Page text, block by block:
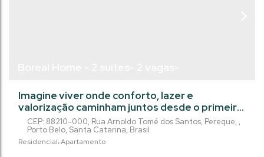
Residencial Apartamento
CEP: 88210-000, Rua Arnoldo Tomé dos Santos, Pereque ,
Porto Belo, Santa Catarina, Brasil
Imagine viver onde conforto, lazer e
valorização caminham juntos desde o primeiro
dia. Um empreendimento pensado para quem
busca qualidade de vida hoje e um excelente
investimento para o amanhã. Com início da